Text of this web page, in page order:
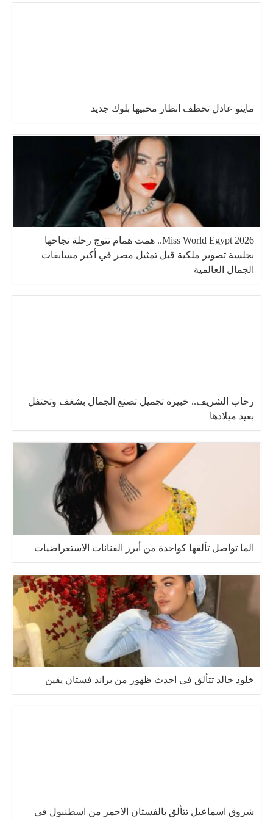
ماينو عادل تخطف انظار محبيها بلوك جديد
Miss World Egypt 2026.. همت همام تتوج رحلة نجاحها
بجلسة تصوير ملكية قبل تمثيل مصر في أكبر مسابقات
الجمال العالمية
رحاب الشريف.. خبيرة تجميل تصنع الجمال بشغف وتحتفل
بعيد ميلادها
الما تواصل تألقها كواحدة من أبرز الفنانات الاستعراضيات
خلود خالد تتألق في احدث ظهور من براند فستان يقين
شروق اسماعيل تتألق بالفستان الاحمر من اسطنبول في